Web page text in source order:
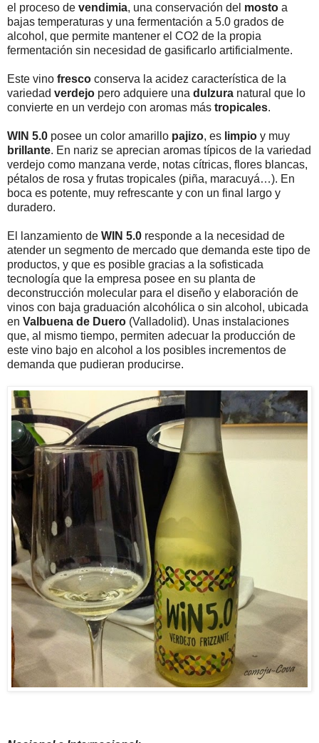
el proceso de vendimia, una conservación del mosto a
bajas temperaturas y una fermentación a 5.0 grados de
alcohol, que permite mantener el CO2 de la propia
fermentación sin necesidad de gasificarlo artificialmente.
Este vino fresco conserva la acidez característica de la
variedad verdejo pero adquiere una dulzura natural que lo
convierte en un verdejo con aromas más tropicales.
WIN 5.0 posee un color amarillo pajizo, es limpio y muy
brillante. En nariz se aprecian aromas típicos de la variedad
verdejo como manzana verde, notas cítricas, flores blancas,
pétalos de rosa y frutas tropicales (piña, maracuyá…). En
boca es potente, muy refrescante y con un final largo y
duradero.
El lanzamiento de WIN 5.0 responde a la necesidad de
atender un segmento de mercado que demanda este tipo de
productos, y que es posible gracias a la sofisticada
tecnología que la empresa posee en su planta de
deconstrucción molecular para el diseño y elaboración de
vinos con baja graduación alcohólica o sin alcohol, ubicada
en Valbuena de Duero (Valladolid). Unas instalaciones
que, al mismo tiempo, permiten adecuar la producción de
este vino bajo en alcohol a los posibles incrementos de
demanda que pudieran producirse.